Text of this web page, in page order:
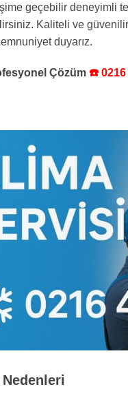
geçebilir deneyimli
Kaliteli ve güvenilir
duyarız.
Çözüm ☎️ 0216
Nedenleri